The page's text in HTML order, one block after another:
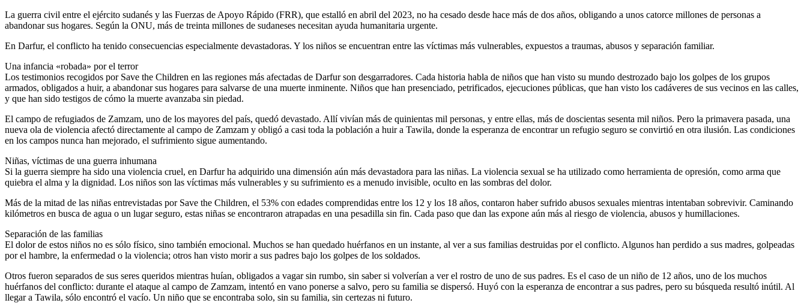
La guerra civil entre el ejército sudanés y las Fuerzas de Apoyo Rápido (FRR), que estalló en abril del 2023, no ha cesado desde hace más de dos años, obligando a unos catorce millones de personas a
abandonar sus hogares. Según la ONU, más de treinta millones de sudaneses necesitan ayuda humanitaria urgente.
En Darfur, el conflicto ha tenido consecuencias especialmente devastadoras. Y los niños se encuentran entre las víctimas más vulnerables, expuestos a traumas, abusos y separación familiar.
Una infancia «robada» por el terror
Los testimonios recogidos por Save the Children en las regiones más afectadas de Darfur son desgarradores. Cada historia habla de niños que han visto su mundo destrozado bajo los golpes de los grupos
armados, obligados a huir, a abandonar sus hogares para salvarse de una muerte inminente. Niños que han presenciado, petrificados, ejecuciones públicas, que han visto los cadáveres de sus vecinos en las calles,
y que han sido testigos de cómo la muerte avanzaba sin piedad.
El campo de refugiados de Zamzam, uno de los mayores del país, quedó devastado. Allí vivían más de quinientas mil personas, y entre ellas, más de doscientas sesenta mil niños. Pero la primavera pasada, una
nueva ola de violencia afectó directamente al campo de Zamzam y obligó a casi toda la población a huir a Tawila, donde la esperanza de encontrar un refugio seguro se convirtió en otra ilusión. Las condiciones
en los campos nunca han mejorado, el sufrimiento sigue aumentando.
Niñas, víctimas de una guerra inhumana
Si la guerra siempre ha sido una violencia cruel, en Darfur ha adquirido una dimensión aún más devastadora para las niñas. La violencia sexual se ha utilizado como herramienta de opresión, como arma que
quiebra el alma y la dignidad. Los niños son las víctimas más vulnerables y su sufrimiento es a menudo invisible, oculto en las sombras del dolor.
Más de la mitad de las niñas entrevistadas por Save the Children, el 53% con edades comprendidas entre los 12 y los 18 años, contaron haber sufrido abusos sexuales mientras intentaban sobrevivir. Caminando
kilómetros en busca de agua o un lugar seguro, estas niñas se encontraron atrapadas en una pesadilla sin fin. Cada paso que dan las expone aún más al riesgo de violencia, abusos y humillaciones.
Separación de las familias
El dolor de estos niños no es sólo físico, sino también emocional. Muchos se han quedado huérfanos en un instante, al ver a sus familias destruidas por el conflicto. Algunos han perdido a sus madres, golpeadas
por el hambre, la enfermedad o la violencia; otros han visto morir a sus padres bajo los golpes de los soldados.
Otros fueron separados de sus seres queridos mientras huían, obligados a vagar sin rumbo, sin saber si volverían a ver el rostro de uno de sus padres. Es el caso de un niño de 12 años, uno de los muchos
huérfanos del conflicto: durante el ataque al campo de Zamzam, intentó en vano ponerse a salvo, pero su familia se dispersó. Huyó con la esperanza de encontrar a sus padres, pero su búsqueda resultó inútil. Al
llegar a Tawila, sólo encontró el vacío. Un niño que se encontraba solo, sin su familia, sin certezas ni futuro.